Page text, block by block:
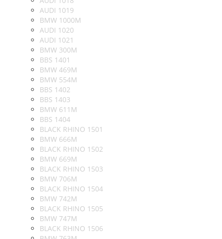
AUDI 1019
BMW 1000M
AUDI 1020
AUDI 1021
BMW 300M
BBS 1401
BMW 469M
BMW 554M
BBS 1402
BBS 1403
BMW 611M
BBS 1404
BLACK RHINO 1501
BMW 666M
BLACK RHINO 1502
BMW 669M
BLACK RHINO 1503
BMW 706M
BLACK RHINO 1504
BMW 742M
BLACK RHINO 1505
BMW 747M
BLACK RHINO 1506